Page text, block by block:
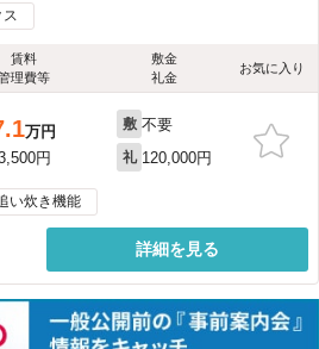
ス
賃料
理費等
敷金
礼金
お気に入り
万円
円
敷 不要
礼 120,000円
い炊き機能
詳細を見る